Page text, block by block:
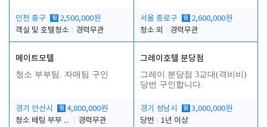
인천 중구 월 2,500,000원
객실 및 호텔청소
경력무관
서울 종로구 월 2,600,000원
청소 외
경력무관
메이트모텔
청소 부부팀. 자매팀 구인
경기 안산시 월 4,800,000원
청소 배팅 부부 구합니다
경력무관
그레이호텔 분당점
그레이 분당점 3교대(격비비)
당번 구인합니다.
경기 성남시 월 3,000,000원
당번
1년 이상